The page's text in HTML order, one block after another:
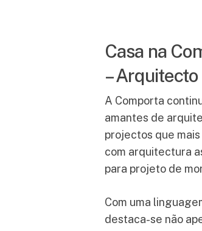
Casa na
–
A Comporta
amantes de
projectos que
com arquitectura
para projeto de
Com uma
destaca-se não